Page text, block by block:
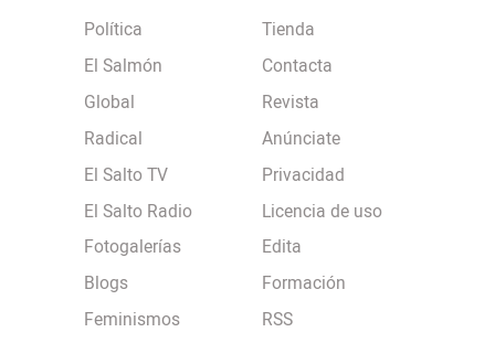
Política
El Salmón
Global
Radical
El Salto TV
El Salto Radio
Fotogalerías
Blogs
Feminismos
Tienda
Contacta
Revista
Anúnciate
Privacidad
Licencia de uso
Edita
Formación
RSS